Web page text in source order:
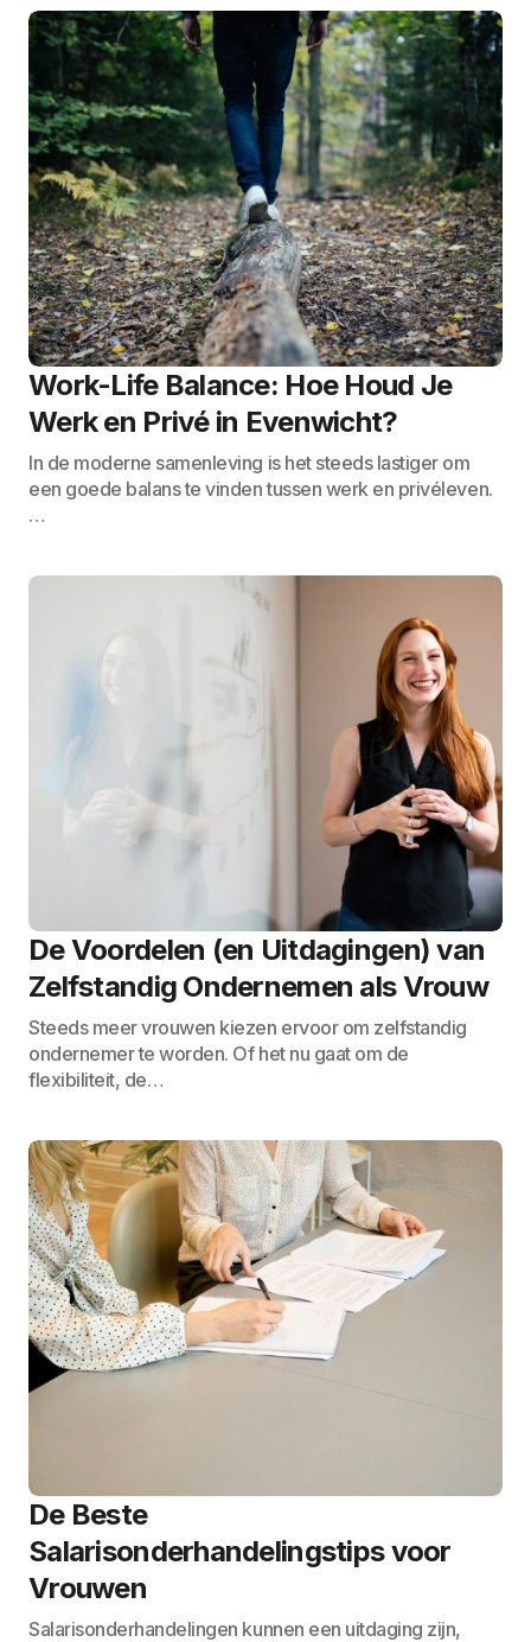
Work-Life Balance: Hoe Houd Je
Werk en Privé in Evenwicht?
In de moderne samenleving is het steeds lastiger om
een goede balans te vinden tussen werk en privéleven.
…
De Voordelen (en Uitdagingen) van
Zelfstandig Ondernemen als Vrouw
Steeds meer vrouwen kiezen ervoor om zelfstandig
ondernemer te worden. Of het nu gaat om de
flexibiliteit, de…
De Beste
Salarisonderhandelingstips voor
Vrouwen
Salarisonderhandelingen kunnen een uitdaging zijn,